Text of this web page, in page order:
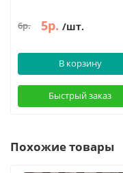
6р. 5р. /шт.
В корзину
Быстрый заказ
Похожие товары